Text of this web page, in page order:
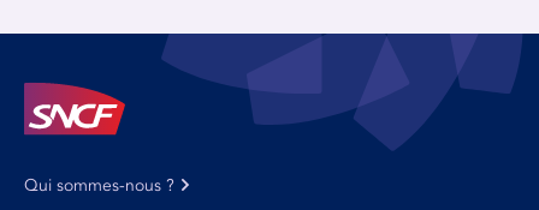
Qui sommes-nous ?